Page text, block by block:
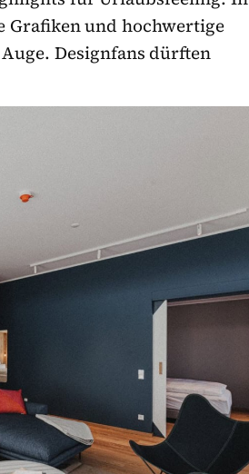
Grafiken und hochwertige
Designfans dürften